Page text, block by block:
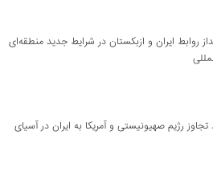
روابط ایران و ازبکستان در شرایط جدید منطقه‌ای
تجاوز رژیم صهیونیستی و آمریکا به ایران در آسیای